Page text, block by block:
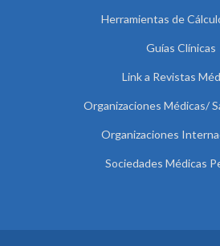
Herramientas de
Guías Clínicas
Link a Revistas
Organizaciones Médicas/
Organizaciones
Sociedades Médicas